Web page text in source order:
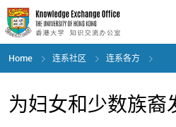
Skip
to
main
content
Home 连系社区 连系各方
为妇女和少数族裔